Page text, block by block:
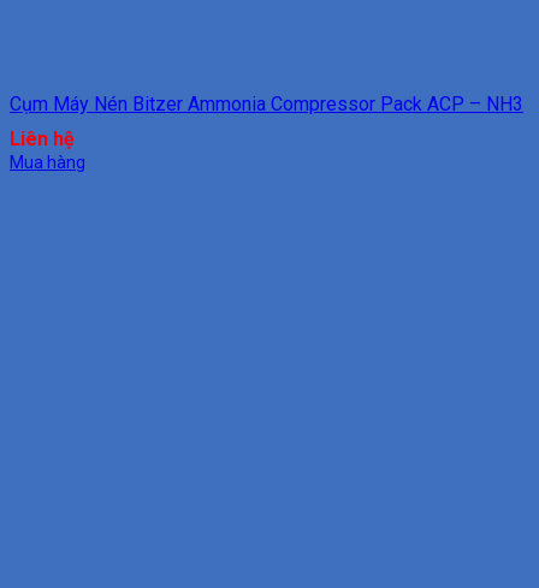
Cụm Máy Nén Bitzer Ammonia Compressor Pack ACP – NH3
Liên hệ
Mua hàng